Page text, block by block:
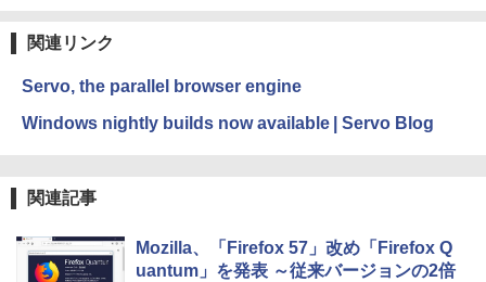
4(最新 永続版)|オンラインコード版|Wind
ンコード版
ズ (はぴーイラストLabo)
￥480
￥1,600
ージ、防水、7インチカラーディスプレ
関連リンク
Servo, the parallel browser engine
Windows nightly builds now available | Servo Blog
関連記事
Mozilla、「Firefox 57」改め「Firefox Q
uantum」を発表 ～従来バージョンの2倍